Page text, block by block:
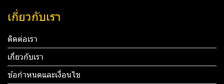
เกี่ยวกับเรา
ติดต่อเรา
เกี่ยวกับเรา
ข้อกำหนดและเงื่อนไข